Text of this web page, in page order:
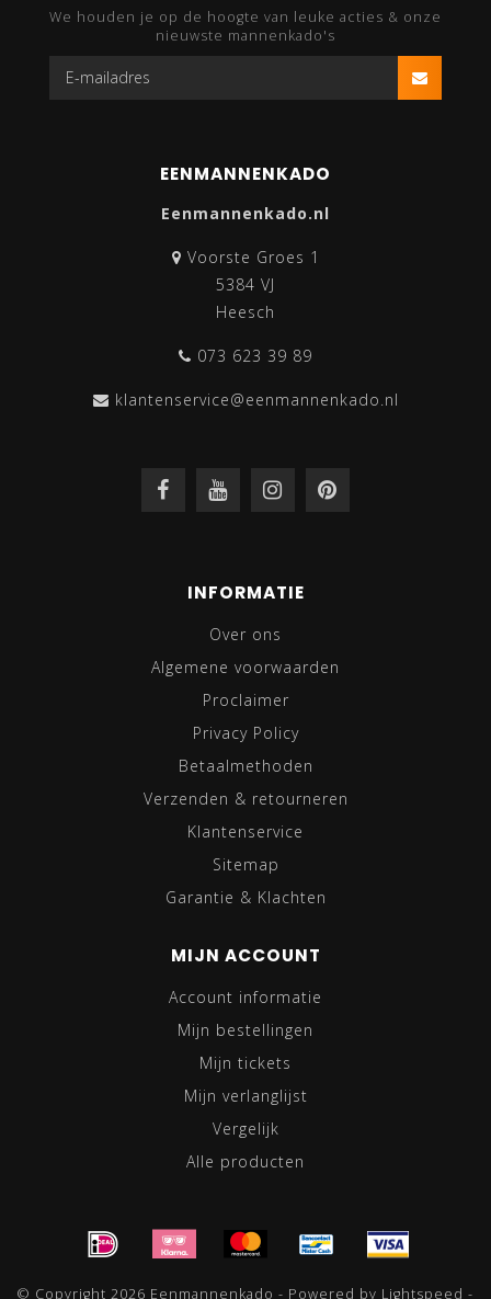
We houden je op de hoogte van leuke acties & onze
nieuwste mannenkado's
EENMANNENKADO
Eenmannenkado.nl
Voorste Groes 1
5384 VJ
Heesch
073 623 39 89
klantenservice@eenmannenkado.nl
INFORMATIE
Over ons
Algemene voorwaarden
Proclaimer
Privacy Policy
Betaalmethoden
Verzenden & retourneren
Klantenservice
Sitemap
Garantie & Klachten
MIJN ACCOUNT
Account informatie
Mijn bestellingen
Mijn tickets
Mijn verlanglijst
Vergelijk
Alle producten
© Copyright 2026 Eenmannenkado - Powered by Lightspeed -